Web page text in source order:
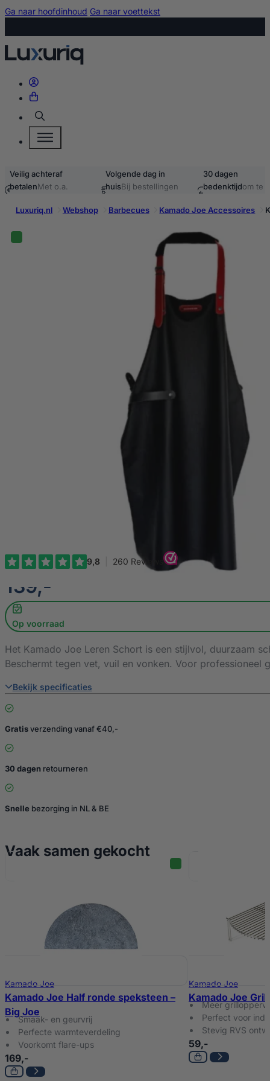
Ga naar hoofdinhoud Ga naar voettekst
Zoeken
Veilig achteraf
betalenMet o.a.
Volgende dag in
huisBij bestellingen
30 dagen
bedenktijdom te
Luxuriq.nl
Webshop Barbecues Kamado Joe Accessoires
Kamado Joe leren schort
Dé must-have voor iedere grillmaster!
€
139,-
Op voorraad
Het Kamado Joe Leren Schort is een stijlvol, duurzaam
Beschermt tegen vet, vuil en vonken. Voor professioneel
Bekijk specificaties
Gratisverzending vanaf €40,-
30 dagen retourneren
Snelle bezorging in NL & BE
Vaak samen gekocht
Kamado Joe
Kamado Joe Half ronde speksteen –
Big Joe
Smaak- en geurvrij
Perfecte warmteverdeling
Voorkomt flare-ups
169,-
Kamado Joe
Kamado Joe
Meer
Perfect voor
Stevig RVS
59,-